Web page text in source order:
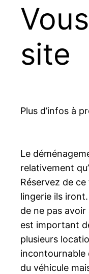
site
Plus d’infos à
Le
relativement
Réservez de
lingerie ils
de ne pas
est important
plusieurs
incontournable
du véhicule